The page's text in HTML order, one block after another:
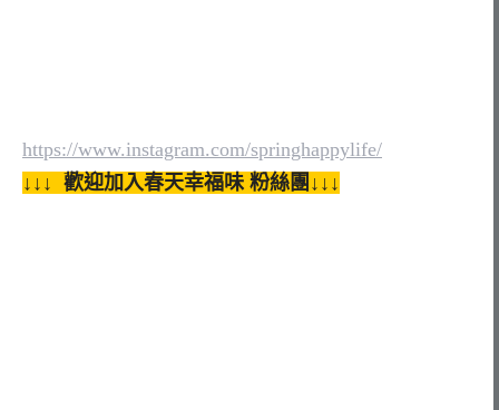
https://www.instagram.com/springhappylife/
↓↓↓ 歡迎加入春天幸福味 粉絲團↓↓↓